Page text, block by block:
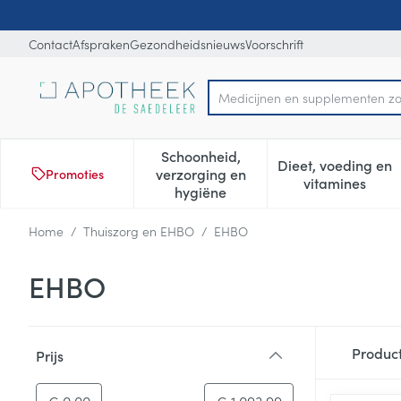
ContactAfsprakenGezondheidsnieuwsVoorschrift
Product, merk, categorie...
Medicijnen en sup
Promoties
Schoonheid,
verzorging en
hygiëne
Toon submenu voor
Dieet, voeding en
vitamines
Toon
Home / Thuiszorg en EHBO / EHBO
EHBO
Prijs